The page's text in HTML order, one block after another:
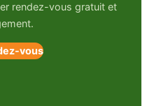
rendez-vous gratuit et
vous